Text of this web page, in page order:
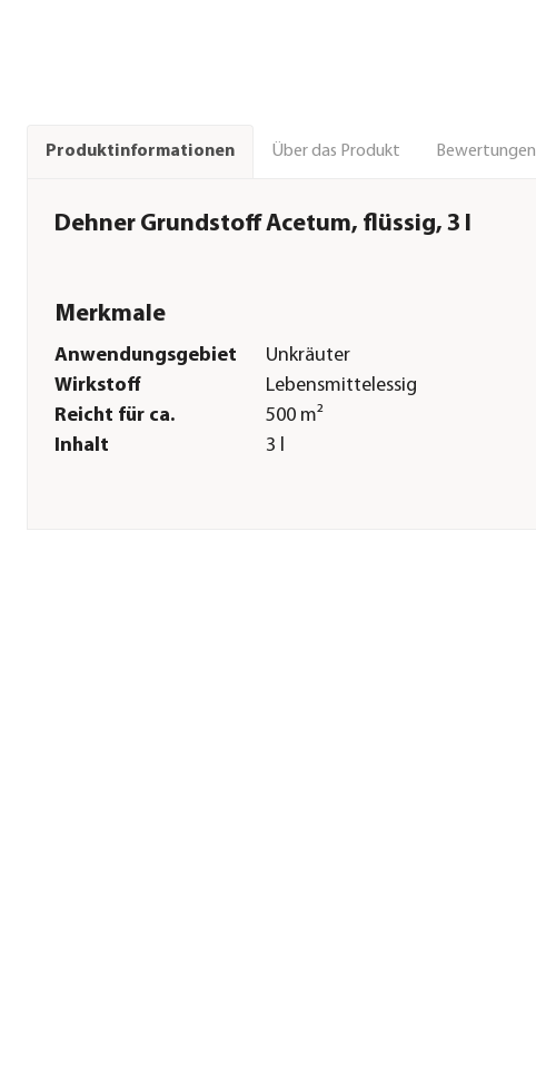
Produktinformationen Über das Produkt Bewertungen
Dehner Grundstoff Acetum, flüssig, 3 l
Merkmale
Anwendungsgebiet
Unkräuter
Wirkstoff
Lebensmittelessig
Reicht für ca.
500 m²
Inhalt
3 l